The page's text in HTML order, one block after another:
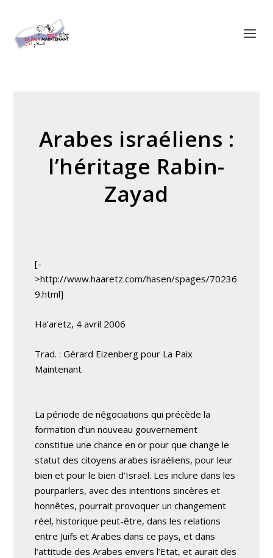
Arabes israéliens :
l’héritage Rabin-
Zayad
[-
>http://www.haaretz.com/hasen/spages/70236
9.html]
Ha’aretz, 4 avril 2006
Trad. : Gérard Eizenberg pour La Paix
Maintenant
La période de négociations qui précède la
formation d’un nouveau gouvernement
constitue une chance en or pour que change le
statut des citoyens arabes israéliens, pour leur
bien et pour le bien d’Israël. Les inclure dans les
pourparlers, avec des intentions sincères et
honnêtes, pourrait provoquer un changement
réel, historique peut-être, dans les relations
entre Juifs et Arabes dans ce pays, et dans
l’attitude des Arabes envers l’Etat, et aurait des